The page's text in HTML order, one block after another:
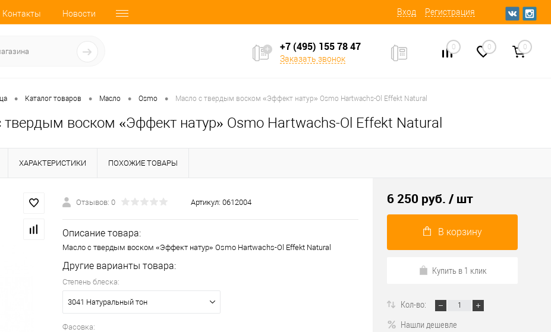
Контакты Новости Вход Регистрация
+7 (495) 155 78 47
Заказать звонок
0 0 0
• Каталог товаров • Масло • Osmo • Масло с твердым воском «Эффект натур» Osmo Hartwachs-Ol Effekt Natural
воском «Эффект натур» Osmo Hartwachs-Ol Effekt Natural
ХАРАКТЕРИСТИКИ ПОХОЖИЕ ТОВАРЫ
Отзывов: 0 Артикул: 0612004
Описание товара:
Масло с твердым воском «Эффект натур» Osmo Hartwachs-Ol Effekt Natural
Другие варианты товара:
Степень блеска:
3041 Натуральный тон
Фасовка:
6 250 руб. / шт
В корзину
Купить в 1 клик
Кол-во:
Нашли дешевле